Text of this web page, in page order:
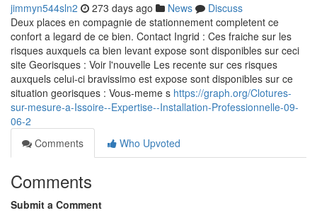
jimmyn544sln2 273 days ago News
Discuss
Deux places en compagnie de stationnement completent ce
confort a legard de ce bien. Contact Ingrid : Ces fraiche sur les
risques auxquels ca bien levant expose sont disponibles sur ceci
site Georisques : Voir l'nouvelle Les recente sur ces risques
auxquels celui-ci bravissimo est expose sont disponibles sur ce
situation georisques : Vous-meme s https://graph.org/Clotures-
sur-mesure-a-Issoire--Expertise--Installation-Professionnelle-09-
06-2
Comments
Who Upvoted
Comments
Submit a Comment